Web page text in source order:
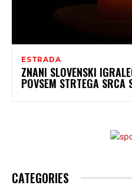
ESTRADA
ZNANI SLOVENSKI
POVSEM STRTEGA SRCA
CATEGORIES